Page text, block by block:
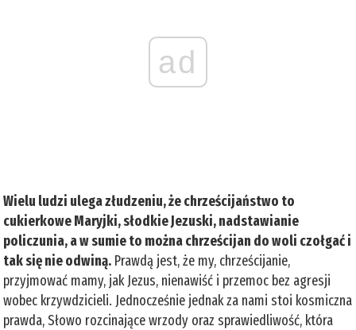
ad
Wielu ludzi ulega złudzeniu, że chrześcijaństwo to
cukierkowe Maryjki, słodkie Jezuski, nadstawianie
policzunia, a w sumie to można chrześcijan do woli czołgać i
tak się nie odwiną. Prawdą jest, że my, chrześcijanie,
przyjmować mamy, jak Jezus, nienawiść i przemoc bez agresji
wobec krzywdzicieli. Jednocześnie jednak za nami stoi kosmiczna
prawda, Słowo rozcinające wrzody oraz sprawiedliwość, która